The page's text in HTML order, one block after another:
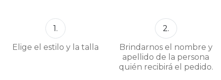
1.
Elige el estilo y la talla
2.
Brindarnos el nombre y
apellido de la persona
quién recibirá el pedido.